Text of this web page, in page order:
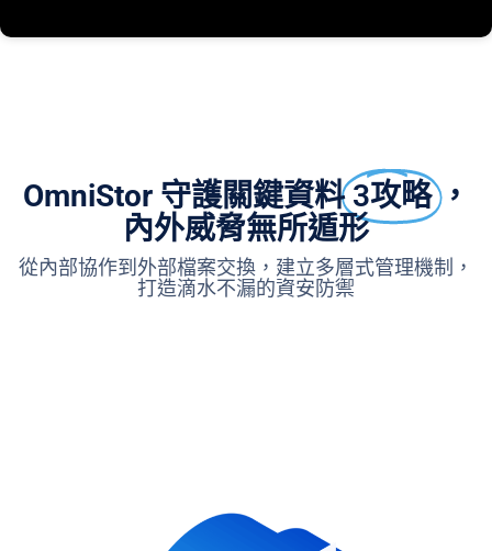
OmniStor 守護關鍵資料 3攻略 ，
內外威脅無所遁形
從內部協作到外部檔案交換，建立多層式管理機制，
打造滴水不漏的資安防禦